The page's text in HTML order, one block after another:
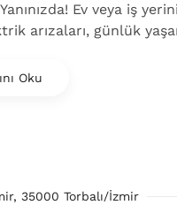
Ev veya iş
arızaları, günlük
Oku
35000 Torbalı/İzmir